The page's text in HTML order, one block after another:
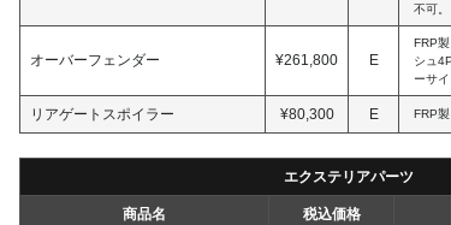
不可。
オーバーフェンダー ¥261,800 E
FRP
シュ
ーサ
リアゲートスポイラー ¥80,300 E FRP製
エクステリアパーツ
商品名 税込価格